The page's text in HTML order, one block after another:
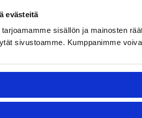
evästeitä
sisällön ja mainosten
sivustoamme. Kumppanimme